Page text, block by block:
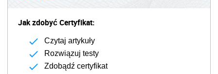
Jak zdobyć Certyfikat:
Czytaj artykuły
Rozwiązuj testy
Zdobądź certyfikat